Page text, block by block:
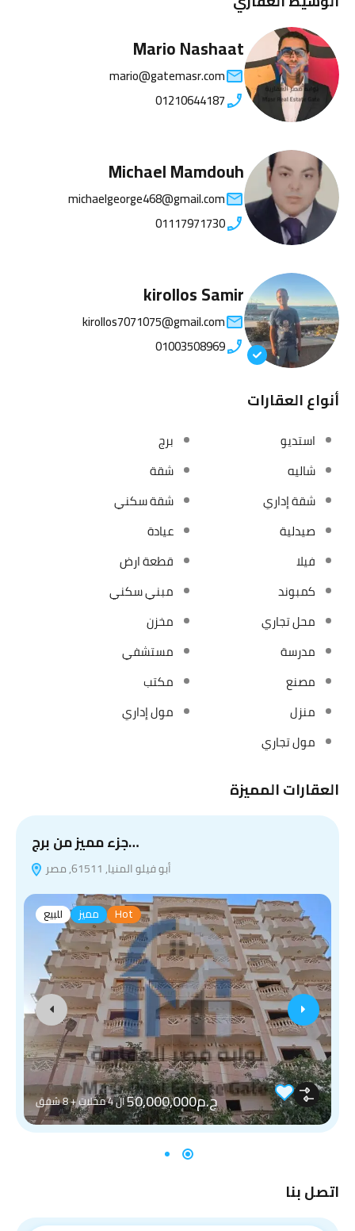
Mario Nashaat
mario@gatemasr.com
01210644187
Michael Mamdouh
michaelgeorge468@gmail.com
01117971730
kirollos Samir
kirollos7071075@gmail.com
01003508969
أنواع العقارات
استديو
برج
شاليه
شقة
شقة إداري
شقة سكني
صيدلية
عيادة
فيلا
قطعة ارض
كمبوند
مبني سكني
محل تجاري
مخزن
مدرسة
مستشفي
مصنع
مكتب
منزل
مول إداري
مول تجاري
العقارات المميزة
جزء مميز من برج…
أبو فيلو المنيا, 61511, مصر
للبيع مميز Hot
ج.م50,000,000 ال 4 محلات + 8 شقق
اتصل بنا